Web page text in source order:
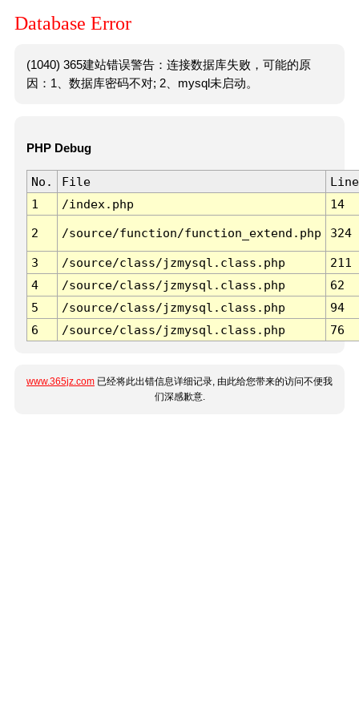
Database Error
(1040) 365建站错误警告：连接数据库失败，可能的原
因：1、数据库密码不对; 2、mysql未启动。
PHP Debug
No. File
Line
1
/index.php 14
2 /source/function/function_extend.php 324
3 /source/class/jzmysql.class.php
211
4
/source/class/jzmysql.class.php
62
5
/source/class/jzmysql.class.php
94
6
/source/class/jzmysql.class.php 76
www.365jz.com 已经将此出错信息详细记录, 由此给您带来的访问不便我
们深感歉意.